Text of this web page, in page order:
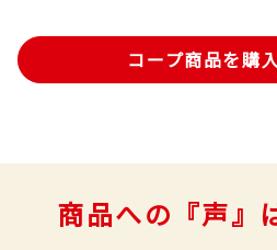
コープ商品を購
商品への『声』